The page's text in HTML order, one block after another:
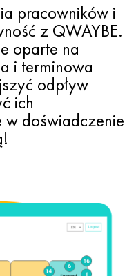
pracowników i
z QWAYBE.
oparte na
i terminowa
odpływ
ich
w doświadczenie